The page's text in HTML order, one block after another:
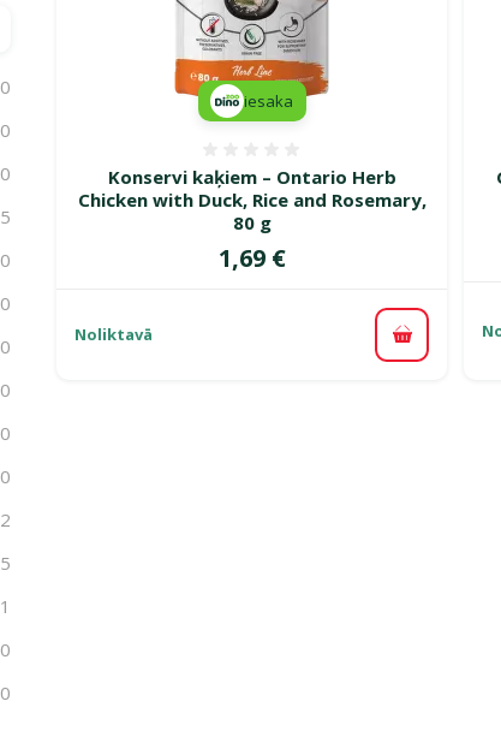
0
0
0
5
0
0
0
0
0
0
2
5
1
0
0
Konservi kaķiem – Ontario Herb
Chicken with Duck, Rice and Rosemary,
80 g
Cena
1,69 €
iesaka
Noliktavā Pievienot